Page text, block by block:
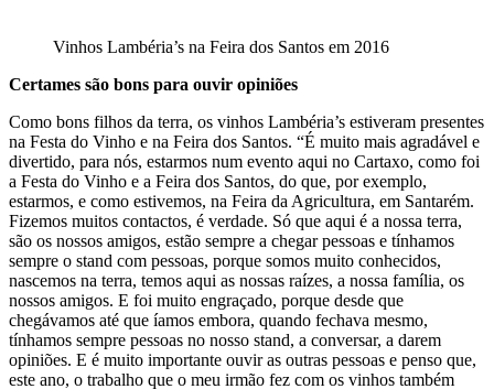
Vinhos Lambéria’s na Feira dos Santos em 2016
Certames são bons para ouvir opiniões
Como bons filhos da terra, os vinhos Lambéria’s estiveram presentes
na Festa do Vinho e na Feira dos Santos. “É muito mais agradável e
divertido, para nós, estarmos num evento aqui no Cartaxo, como foi
a Festa do Vinho e a Feira dos Santos, do que, por exemplo,
estarmos, e como estivemos, na Feira da Agricultura, em Santarém.
Fizemos muitos contactos, é verdade. Só que aqui é a nossa terra,
são os nossos amigos, estão sempre a chegar pessoas e tínhamos
sempre o stand com pessoas, porque somos muito conhecidos,
nascemos na terra, temos aqui as nossas raízes, a nossa família, os
nossos amigos. E foi muito engraçado, porque desde que
chegávamos até que íamos embora, quando fechava mesmo,
tínhamos sempre pessoas no nosso stand, a conversar, a darem
opiniões. E é muito importante ouvir as outras pessoas e penso que,
este ano, o trabalho que o meu irmão fez com os vinhos também